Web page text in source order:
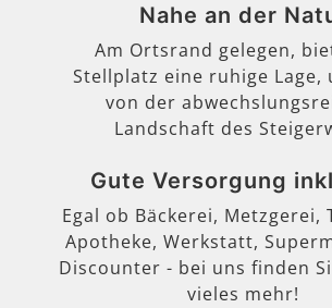
Nahe an der
Am Ortsrand gelegen,
Stellplatz eine ruhige Lage,
von der
Landschaft des
Gute Versorgung
Egal ob Bäckerei, Metzgerei,
Apotheke, Werkstatt,
Discounter - bei uns finden
vieles mehr!